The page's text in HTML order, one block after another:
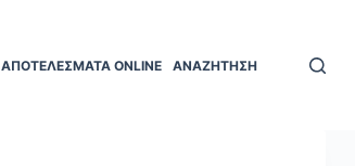
ΑΠΟΤΕΛΕΣΜΑΤΑ ONLINE ΑΝΑΖΗΤΗΣΗ